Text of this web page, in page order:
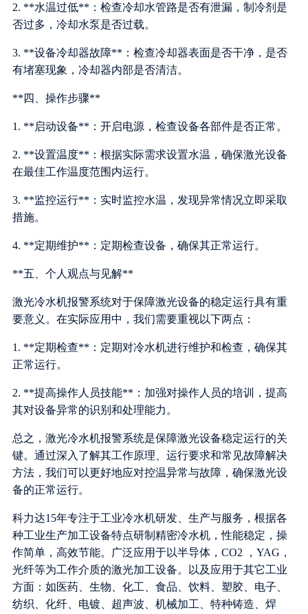
2. **水温过低**：检查冷却水管路是否有泄漏，制冷剂是
否过多，冷却水泵是否过载。
3. **设备冷却器故障**：检查冷却器表面是否干净，是否
有堵塞现象，冷却器内部是否清洁。
**四、操作步骤**
1. **启动设备**：开启电源，检查设备各部件是否正常。
2. **设置温度**：根据实际需求设置水温，确保激光设备
在最佳工作温度范围内运行。
3. **监控运行**：实时监控水温，发现异常情况立即采取
措施。
4. **定期维护**：定期检查设备，确保其正常运行。
**五、个人观点与见解**
激光冷水机报警系统对于保障激光设备的稳定运行具有重
要意义。在实际应用中，我们需要重视以下两点：
1. **定期检查**：定期对冷水机进行维护和检查，确保其
正常运行。
2. **提高操作人员技能**：加强对操作人员的培训，提高
其对设备异常的识别和处理能力。
总之，激光冷水机报警系统是保障激光设备稳定运行的关
键。通过深入了解其工作原理、运行要求和常见故障解决
方法，我们可以更好地应对控温异常与故障，确保激光设
备的正常运行。
科力达15年专注于工业冷水机研发、生产与服务，根据各
种工业生产加工设备特点研制精密冷水机，性能稳定，操
作简单，高效节能。广泛应用于以半导体，CO2 ，YAG，
光纤等为工作介质的激光加工设备。以及应用于其它工业
方面：如医药、生物、化工、食品、饮料、塑胶、电子、
纺织、化纤、电镀、超声波、机械加工、特种铸造、焊